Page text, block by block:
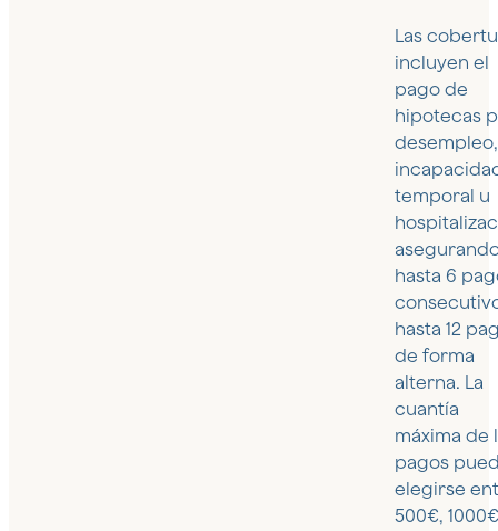
Las
incluyen el
pago de
hipotecas
desempleo,
temporal u
hasta 6
hasta 12
de forma
alterna. La
cuantía
máxima de
pagos
elegirse
500€,